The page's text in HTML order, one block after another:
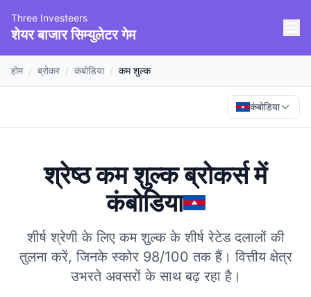
Three Investeers
शेयर बाजार सिम्युलेटर गेम
होम / ब्रोकर / कंबोडिया / कम शुल्क
कंबोडिया
श्रेष्ठ कम शुल्क ब्रोकर्समें
कंबोडिया
शीर्ष श्रेणी के लिए कम शुल्क के शीर्ष रेटेड दलालों की
तुलना करें, जिनके स्कोर 98/100 तक हैं। वित्तीय क्षेत्र
उभरते अवसरों के साथ बढ़ रहा है।